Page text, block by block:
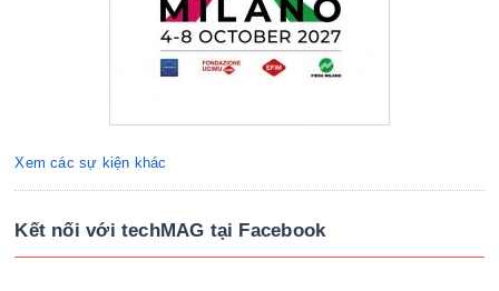
Xem các sự kiện khác
Kết nối với techMAG tại Facebook